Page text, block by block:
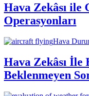
Hava Zekâsı
Operasyonları
Hava
Hava Zekâsı İle
Beklenmeyen